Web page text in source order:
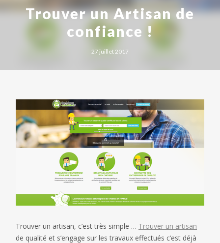
Trouver un Artisan de
confiance !
27 juillet 2017
Trouver un artisan, c’est très simple … Trouver un artisan
de qualité et s’engage sur les travaux effectués c’est déjà